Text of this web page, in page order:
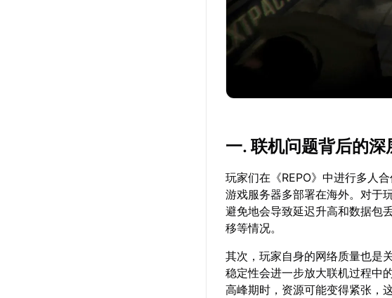
一. 联机问题背后的深
玩家们在《REPO》中进行多人
游戏服务器多部署在海外。对于
避免地会导致延迟升高和数据包
移等情况。
其次，玩家自身的网络质量也是
稳定性会进一步放大联机过程中
高峰期时，资源可能变得紧张，